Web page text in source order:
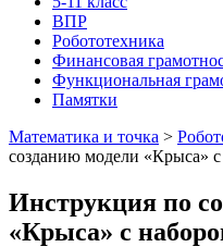
ВПР
Робототехника
Финансовая
Функциональная
Памятки
Математика и точка >
созданию модели «Крыса»
Инструкция по
«Крыса» с